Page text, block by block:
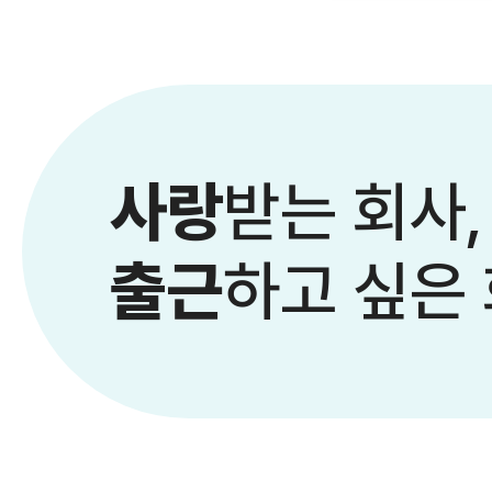
사랑받는 회사,
출근하고 싶은